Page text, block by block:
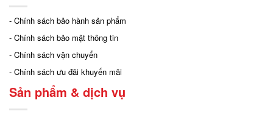
- Chính sách bảo hành sản phẩm
- Chính sách bảo mật thông tin
- Chính sách vận chuyển
- Chính sách ưu đãi khuyến mãi
Sản phẩm & dịch vụ